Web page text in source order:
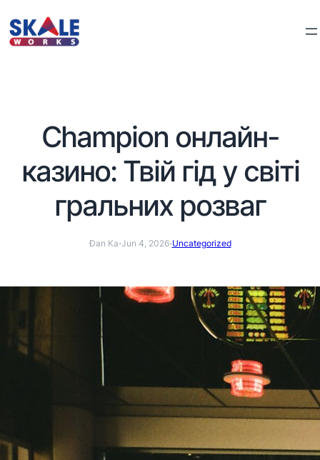
Champion онлайн-
казино: Твій гід у світі
гральних розваг
Đan Ka·Jun 4, 2026·Uncategorized